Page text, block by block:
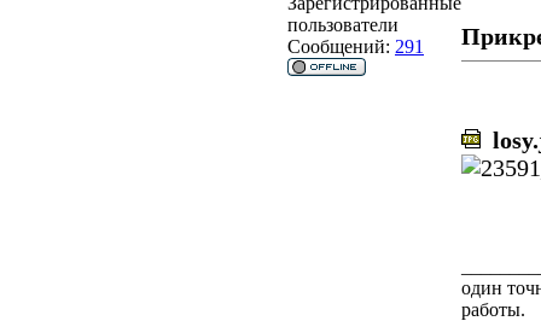
пользователи
Сообщений: 291
один
работы.